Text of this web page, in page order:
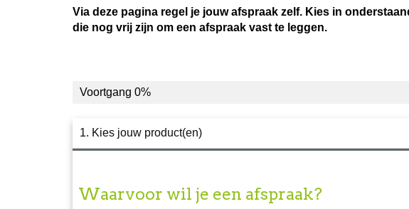
Via deze pagina regel je jouw afspraak zelf. Kies in
die nog vrij zijn om een afspraak vast te leggen.
Voortgang 0%
1. Kies jouw product(en)
Waarvoor wil je een afspraak?